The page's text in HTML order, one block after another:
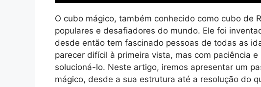
O cubo mágico, também conhecido como cubo de
populares e desafiadores do mundo. Ele foi
desde então tem fascinado pessoas de todas as
parecer difícil à primeira vista, mas com paciência
solucioná-lo. Neste artigo, iremos apresentar um
mágico, desde a sua estrutura até a resolução do